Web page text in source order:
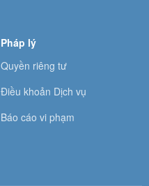
Pháp lý
Quyền riêng tư
Điều khoản Dịch vụ
Báo cáo vi phạm